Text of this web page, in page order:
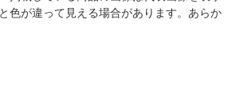
色が違って見える場合があります。あらか